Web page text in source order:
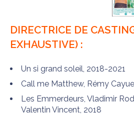
DIRECTRICE DE
EXHAUSTIVE) :
Un si grand soleil, 2018-2021
Call me Matthew, Rémy
Les Emmerdeurs, Vladimir
Valentin Vincent, 2018